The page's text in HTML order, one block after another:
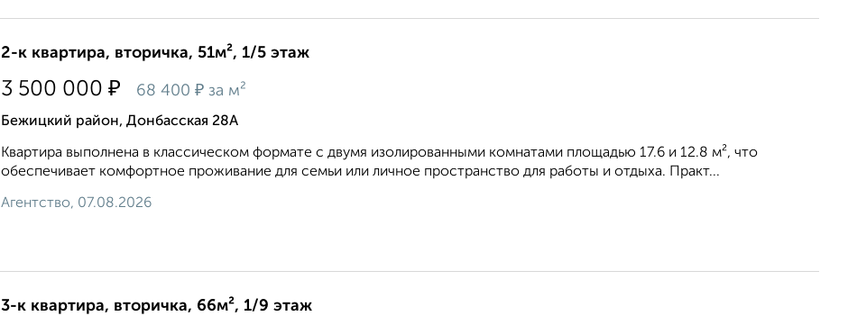
2-к квартира, вторичка, 51м², 1/5 этаж
3 500 000 ₽ 68 400 ₽ за м²
Бежицкий район, Донбасская 28А
Квартира выполнена в классическом формате с двумя изолированными комнатами площадью 17.6 и 12.8 м², что
обеспечивает комфортное проживание для семьи или личное пространство для работы и отдыха. Практ...
Агентство, 07.08.2026
3-к квартира, вторичка, 66м², 1/9 этаж